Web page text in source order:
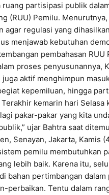
ruang partisipasi publik
(RUU) Pemilu.
agar regulasi yang
menjawab kebutuhan
pembahasan RUU
proses penyusunannya,
aktif menghimpun
kepemiluan, hingga
kemarin hari Selasa
pakar-pakar yang kita
ujar Bahtra saat
Senayan, Jakarta, Kamis
pemilu membutuhkan
lebih baik. Karena itu,
bahan pertimbangan dalam
perbaikan. Tentu dalam